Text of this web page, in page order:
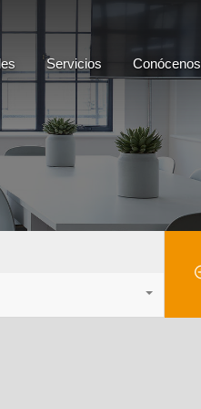
Servicios
Servicios Conócenos